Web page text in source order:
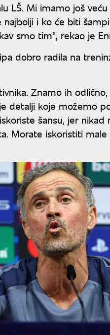
LŠ. Mi imamo još
i ko će biti
smo tim", rekao je
dobro radila na
Znamo ih
detalji koje možemo
šansu, jer
Morate iskoristiti